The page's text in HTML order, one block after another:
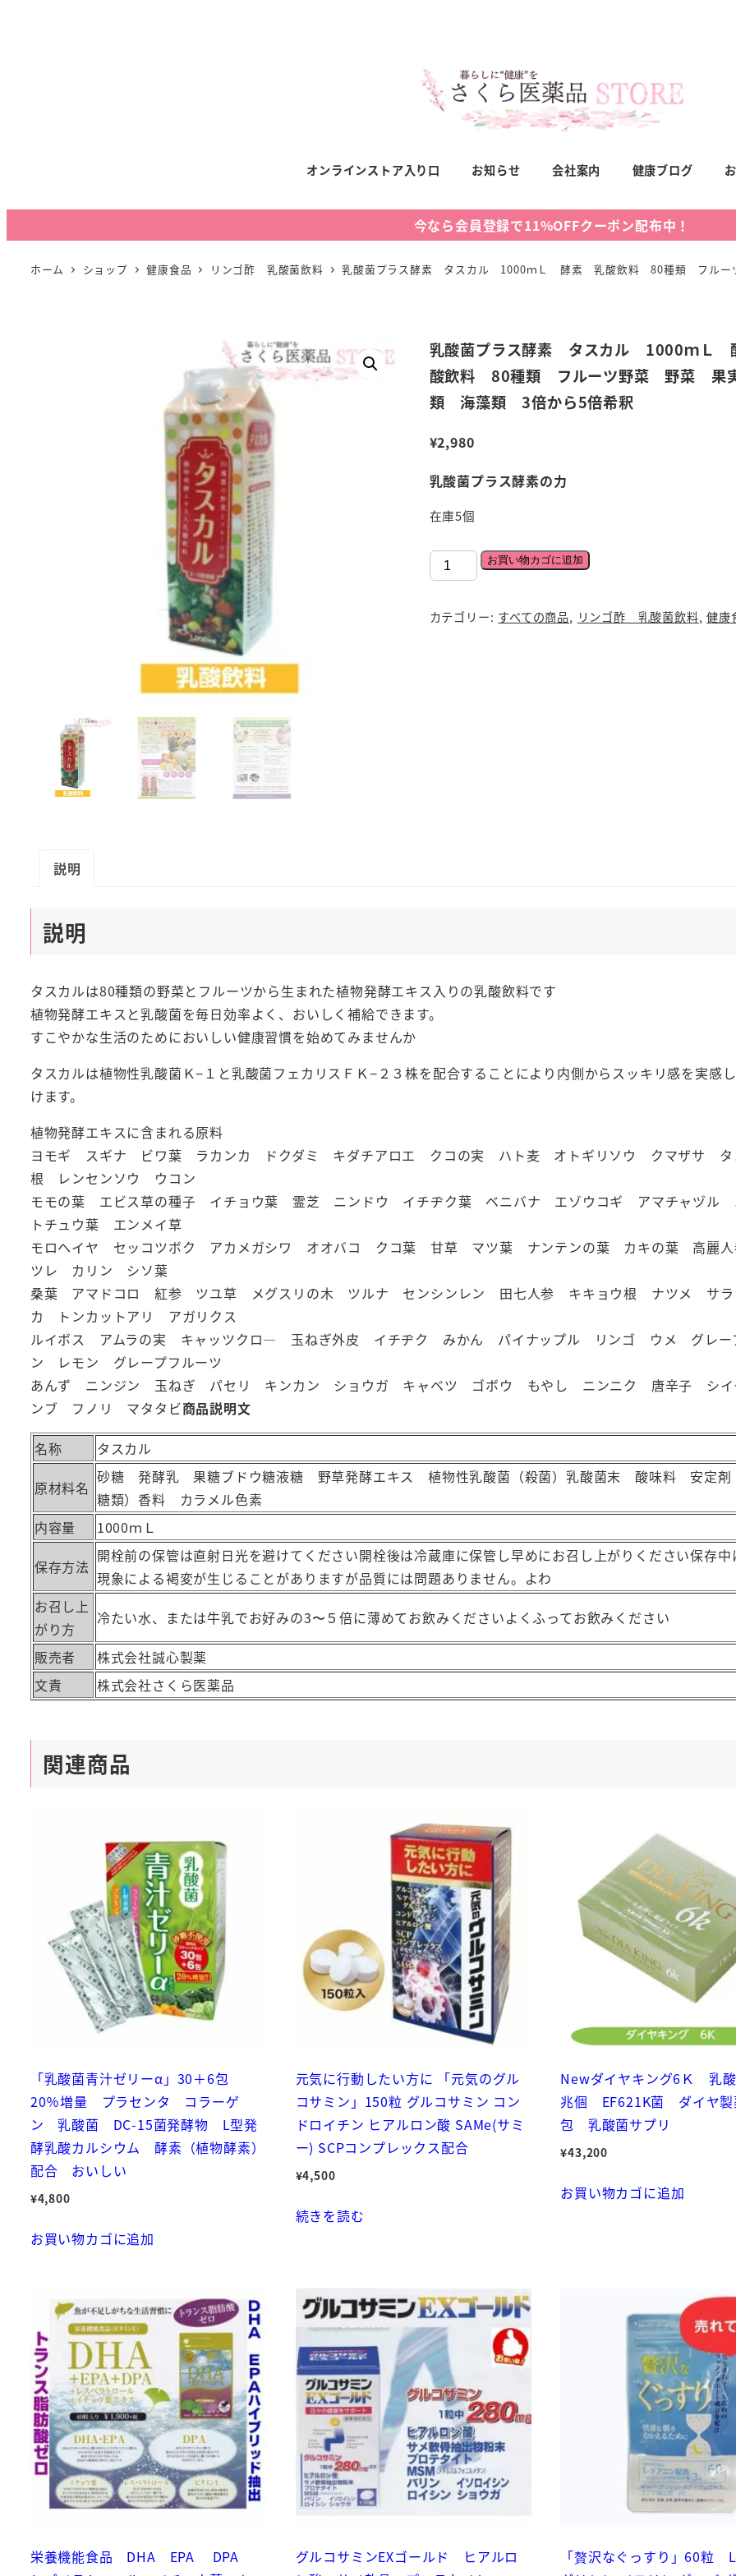
オンラインストア入り口 お知らせ 会社案内 健康ブログ
今なら会員登録で11%OFFクーポン配布中！
ホーム ショップ 健康食品 リンゴ酢 乳酸菌飲料 乳酸菌プラス酵素 タスカル 1000ｍＬ 酵素 乳酸飲料 80種類 フル
乳酸菌プラス酵素 タスカル 1000ｍＬ
酸飲料 80種類 フルーツ野菜 野菜 果
類 海藻類 3倍から5倍希釈
¥2,980
乳酸菌プラス酵素の力
在庫5個
酸
菌
飲
料
種
ー
野
野
果
海
類
3
倍
5
倍
希
釈
個
お買い物カゴに追加
カテゴリー: すべての商品, リンゴ酢 乳酸菌飲料,健康
説明
説明
タスカルは80種類の野菜とフルーツから生まれた植物発酵エキス入りの乳酸飲料です
植物発酵エキスと乳酸菌を毎日効率よく、おいしく補給できます。
すこやかな生活のためにおいしい健康習慣を始めてみませんか
タスカルは植物性乳酸菌Ｋ−１と乳酸菌フェカリスＦＫ−２３株を配合することにより内側からスッキリ感を実感
けます。
植物発酵エキスに含まれる原料
ヨモギ スギナ ビワ葉 ラカンカ ドクダミ キダチアロエ クコの実 ハト麦 オトギリソウ クマザサ タ
根 レンセンソウ ウコン
モモの葉 エビス草の種子 イチョウ葉 霊芝 ニンドウ イチヂク葉 ベニバナ エゾウコギ アマチャヅル
トチュウ葉 エンメイ草
モロヘイヤ セッコツボク アカメガシワ オオバコ クコ葉 甘草 マツ葉 ナンテンの葉 カキの葉 高麗
ツレ カリン シソ葉
桑葉 アマドコロ 紅参 ツユ草 メグスリの木 ツルナ センシンレン 田七人参 キキョウ根 ナツメ サ
カ トンカットアリ アガリクス
ルイボス アムラの実 キャッツクロ― 玉ねぎ外皮 イチヂク みかん パイナップル リンゴ ウメ グレ
ン レモン グレープフルーツ
あんず ニンジン 玉ねぎ パセリ キンカン ショウガ キャベツ ゴボウ もやし ニンニク 唐辛子 シ
ンブ フノリ マタタビ商品説明文
名称
タスカル
原材料名
砂糖 発酵乳 果糖ブドウ糖液糖 野草発酵エキス 植物性乳酸菌（殺菌）乳酸菌末 酸味料 安定剤
糖類）香料 カラメル色素
内容量
1000ｍＬ
保存方法
開栓前の保管は直射日光を避けてください開栓後は冷蔵庫に保管し早めにお召し上がりください保存中
現象による褐変が生じることがありますが品質には問題ありません。よわ
お召し上
がり方
冷たい水、または牛乳でお好みの3〜５倍に薄めてお飲みくださいよくふってお飲みください
販売者
株式会社誠心製薬
文責
株式会社さくら医薬品
関連商品
「乳酸菌青汁ゼリーα」30＋6包
20％増量 プラセンタ コラーゲ
ン 乳酸菌 DC-15菌発酵物 L型発
酵乳酸カルシウム 酵素（植物酵素）
配合 おいしい
¥4,800
お買い物カゴに追加
元気に行動したい方に 「元気のグル
コサミン」150粒 グルコサミン コン
ドロイチン ヒアルロン酸 SAMe(サミ
ー) SCPコンプレックス配合
¥4,500
続きを読む
Newダイヤキング6Ｋ 乳
兆個 EF621K菌 ダイヤ
包 乳酸菌サプリ
¥43,200
お買い物カゴに追加
栄養機能食品 DHA EPA DPA
グルコサミンEXゴールド ヒアルロ
「贅沢なぐっすり」60粒